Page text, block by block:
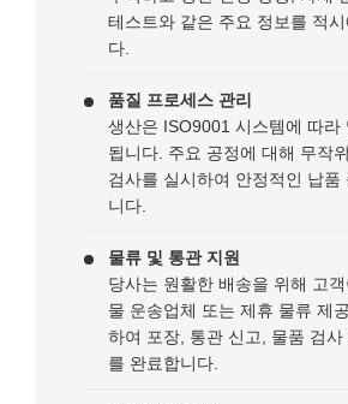
테스트와 같은 주요 정보를 적
다.
품질 프로세스 관리
생산은 ISO9001 시스템에 따라
됩니다. 주요 공정에 대해 무작
검사를 실시하여 안정적인 납품
니다.
물류 및 통관 지원
당사는 원활한 배송을 위해 고
물 운송업체 또는 제휴 물류 제
하여 포장, 통관 신고, 물품 검
를 완료합니다.